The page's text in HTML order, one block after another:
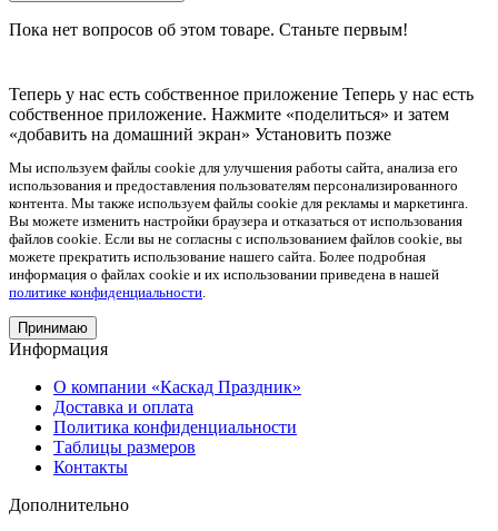
Пока нет вопросов об этом товаре. Станьте первым!
Теперь у нас есть собственное приложение Теперь у нас есть
собственное приложение. Нажмите «поделиться» и затем
«добавить на домашний экран» Установить позже
Мы используем файлы cookie для улучшения работы сайта, анализа его
использования и предоставления пользователям персонализированного
контента. Мы также используем файлы cookie для рекламы и маркетинга.
Вы можете изменить настройки браузера и отказаться от использования
файлов cookie. Если вы не согласны с использованием файлов cookie, вы
можете прекратить использование нашего сайта. Более подробная
информация о файлах cookie и их использовании приведена в нашей
политике конфиденциальности
Принимаю
Информация
О компании «Каскад Праздник»
Доставка и оплата
Политика конфиденциальности
Таблицы размеров
Контакты
Дополнительно